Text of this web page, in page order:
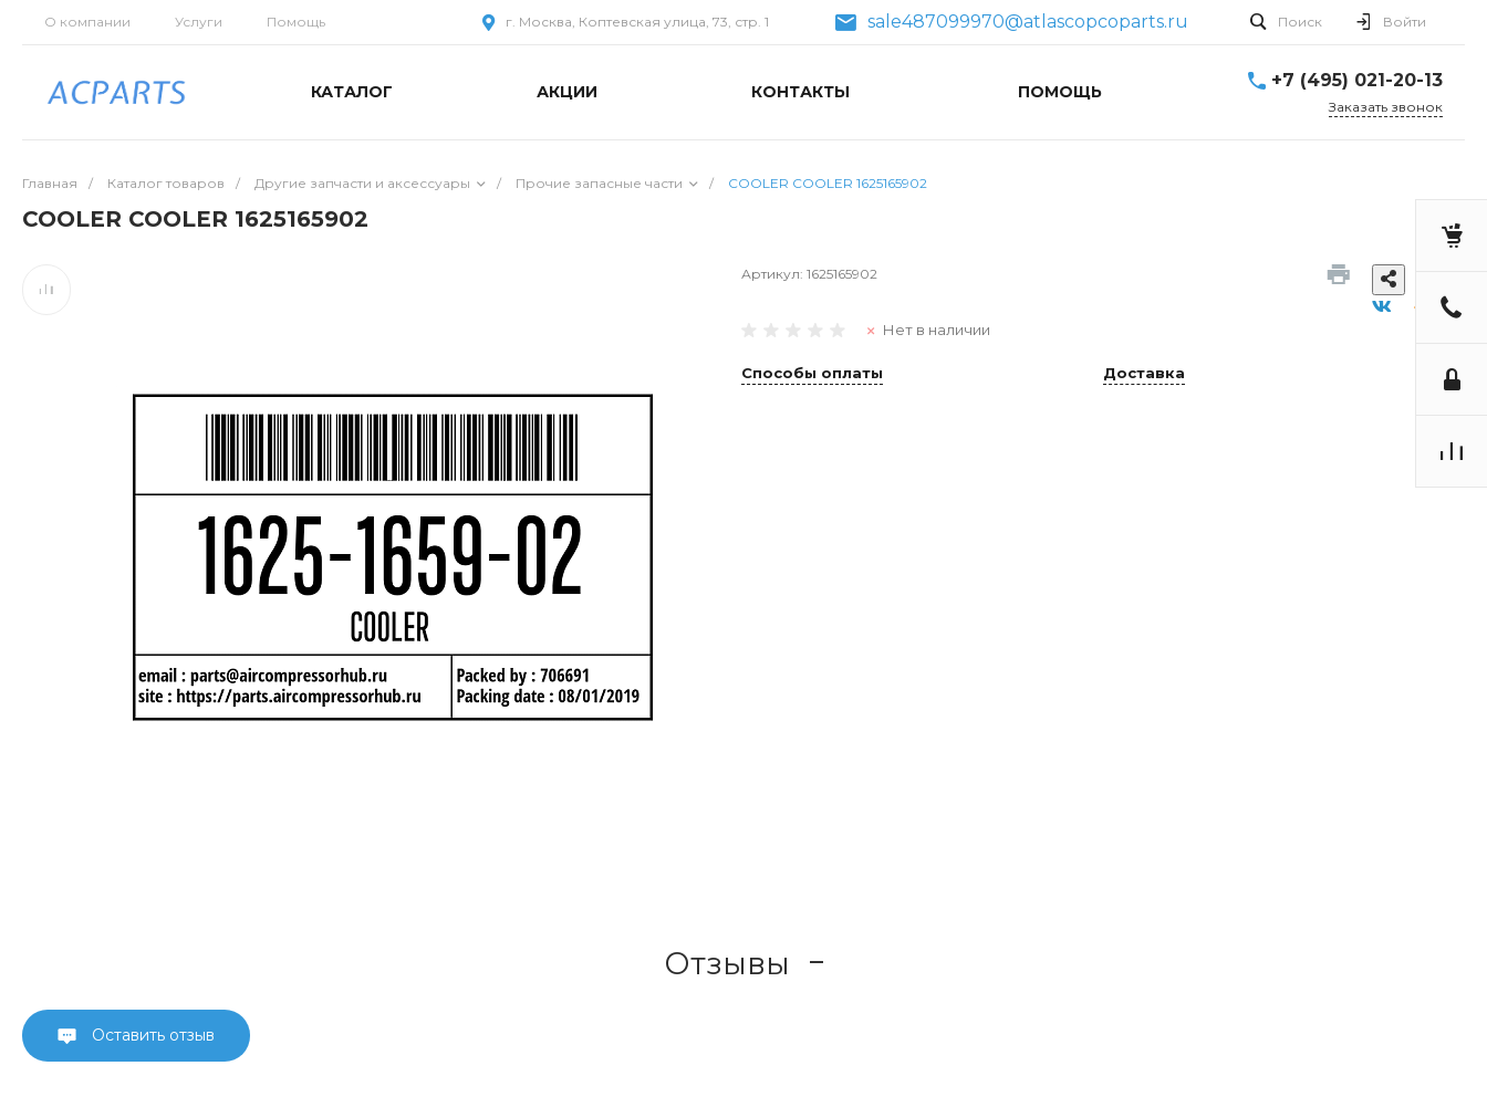
О компании Услуги Помощь г. Москва, Коптевская улица, 73, стр. 1 sale487099970@atlascopcoparts.ru Поиск Войти
КАТАЛОГ АКЦИИ КОНТАКТЫ ПОМОЩЬ
+7 (495) 021-20-13
Заказать звонок
Главная / Каталог товаров / Другие запчасти и аксессуары / Прочие запасные части / COOLER COOLER 1625165902
COOLER COOLER 1625165902
Артикул: 1625165902
Нет в наличии
Способы оплаты Доставка
Отзывы
Оставить отзыв